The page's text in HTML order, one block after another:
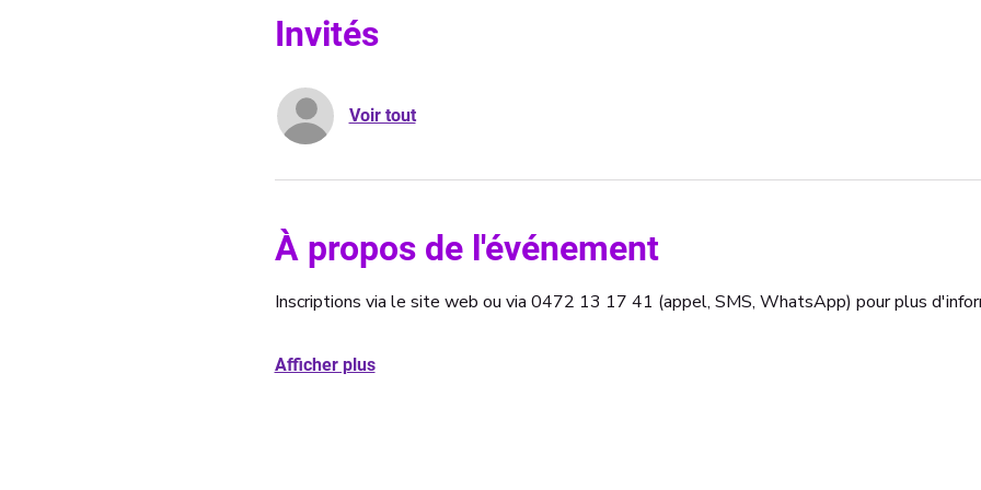
Invités
Voir tout
À propos de l'événement
Inscriptions via le site web ou via 0472 13 17 41 (appel, SMS, WhatsApp) pour plus
Afficher plus